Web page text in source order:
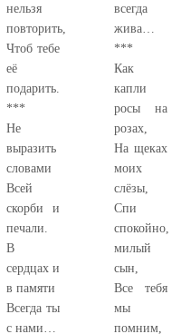
нельзя
повторить,
Чтоб тебе
её
подарить.
***
Не
выразить
словами
Всей
скорби и
печали.
В
сердцах и
в памяти
Всегда ты
с нами…
всегда
жива…
***
Как
капли
росы на
розах,
На щеках
моих
слёзы,
Спи
спокойно,
милый
сын,
Все тебя
мы
помним,